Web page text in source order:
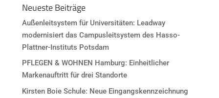
Neueste Beiträge
Außenleitsystem für Universitäten: Leadway
modernisiert das Campusleitsystem des Hasso-
Plattner-Instituts Potsdam
PFLEGEN & WOHNEN Hamburg: Einheitlicher
Markenauftritt für drei Standorte
Kirsten Boie Schule: Neue Eingangskennzeichnung